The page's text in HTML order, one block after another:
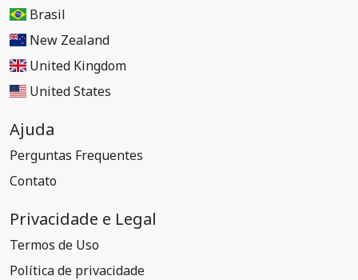
Brasil
New Zealand
United Kingdom
United States
Ajuda
Perguntas Frequentes
Contato
Privacidade e Legal
Termos de Uso
Política de privacidade